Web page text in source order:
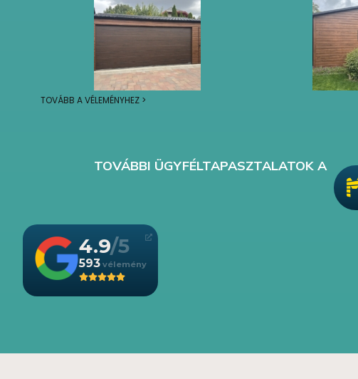
TOVÁBB A VÉLEMÉNYHEZ >
TOVÁBBI ÜGYFÉLTAPASZTALATOK A
4.9
593